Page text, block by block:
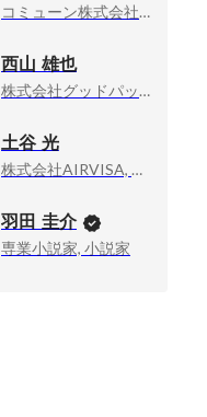
コミューン株式会社, 執行役員・チーフマーケティングオフィサー
西山 雄也
株式会社グッドパッチ, エンジニアリングマネージャー
土谷 光
株式会社AIRVISA, フロントエンドエンジニア (業務委託)
羽田 圭介
専業小説家, 小説家